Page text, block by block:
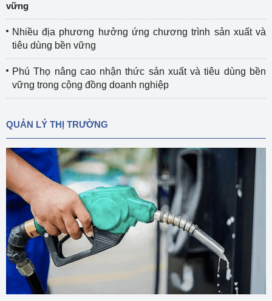
vững
Nhiều địa phương hưởng ứng chương trình sản xuất và
tiêu dùng bền vững
Phú Thọ nâng cao nhận thức sản xuất và tiêu dùng bền
vững trong cộng đồng doanh nghiệp
QUẢN LÝ THỊ TRƯỜNG